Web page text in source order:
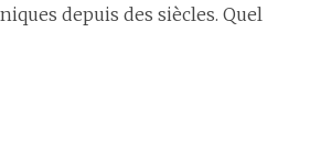
depuis des siècles. Quel